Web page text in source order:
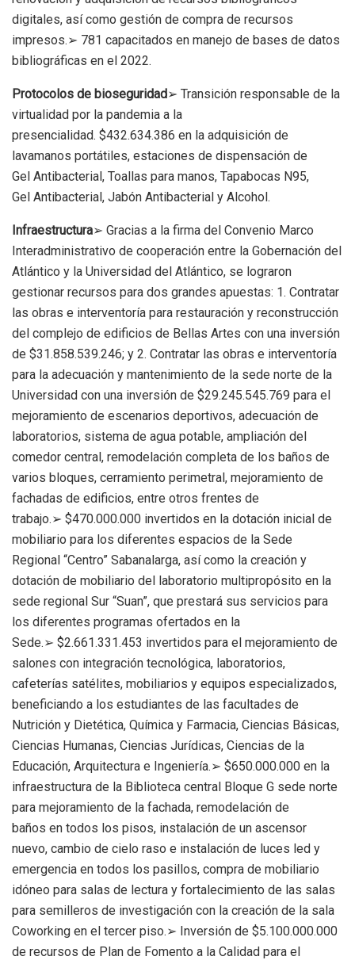
digitales, así como gestión de compra de recursos
impresos.➢ 781 capacitados en manejo de bases de datos
bibliográficas en el 2022.
Protocolos de bioseguridad➢ Transición responsable de la
virtualidad por la pandemia a la
presencialidad. $432.634.386 en la adquisición de
lavamanos portátiles, estaciones de dispensación de
Gel Antibacterial, Toallas para manos, Tapabocas N95,
Gel Antibacterial, Jabón Antibacterial y Alcohol.
Infraestructura➢ Gracias a la firma del Convenio Marco
Interadministrativo de cooperación entre la Gobernación del
Atlántico y la Universidad del Atlántico, se lograron
gestionar recursos para dos grandes apuestas: 1. Contratar
las obras e interventoría para restauración y reconstrucción
del complejo de edificios de Bellas Artes con una inversión
de $31.858.539.246; y 2. Contratar las obras e interventoría
para la adecuación y mantenimiento de la sede norte de la
Universidad con una inversión de $29.245.545.769 para el
mejoramiento de escenarios deportivos, adecuación de
laboratorios, sistema de agua potable, ampliación del
comedor central, remodelación completa de los baños de
varios bloques, cerramiento perimetral, mejoramiento de
fachadas de edificios, entre otros frentes de
trabajo.➢ $470.000.000 invertidos en la dotación inicial de
mobiliario para los diferentes espacios de la Sede
Regional “Centro” Sabanalarga, así como la creación y
dotación de mobiliario del laboratorio multipropósito en la
sede regional Sur “Suan”, que prestará sus servicios para
los diferentes programas ofertados en la
Sede.➢ $2.661.331.453 invertidos para el mejoramiento de
salones con integración tecnológica, laboratorios,
cafeterías satélites, mobiliarios y equipos especializados,
beneficiando a los estudiantes de las facultades de
Nutrición y Dietética, Química y Farmacia, Ciencias Básicas,
Ciencias Humanas, Ciencias Jurídicas, Ciencias de la
Educación, Arquitectura e Ingeniería.➢ $650.000.000 en la
infraestructura de la Biblioteca central Bloque G sede norte
para mejoramiento de la fachada, remodelación de
baños en todos los pisos, instalación de un ascensor
nuevo, cambio de cielo raso e instalación de luces led y
emergencia en todos los pasillos, compra de mobiliario
idóneo para salas de lectura y fortalecimiento de las salas
para semilleros de investigación con la creación de la sala
Coworking en el tercer piso.➢ Inversión de $5.100.000.000
de recursos de Plan de Fomento a la Calidad para el